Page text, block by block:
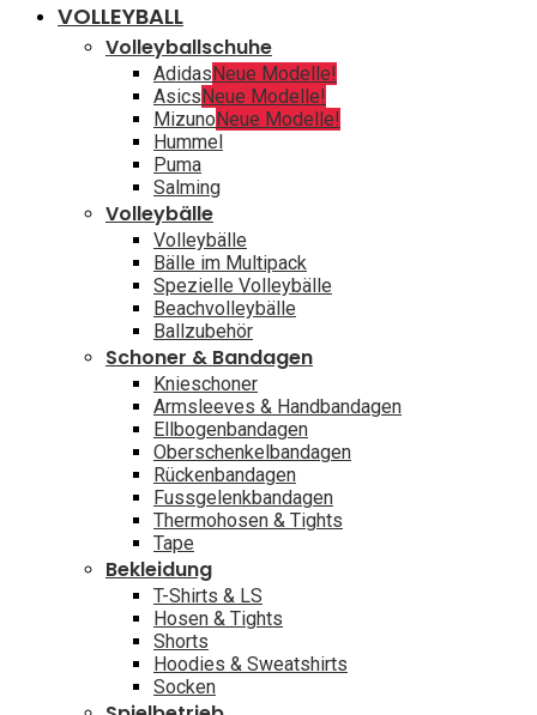
VOLLEYBALL
Volleyballschuhe
AdidasNeue Modelle!
AsicsNeue Modelle!
MizunoNeue Modelle!
Hummel
Puma
Salming
Volleybälle
Volleybälle
Bälle im Multipack
Spezielle Volleybälle
Beachvolleybälle
Ballzubehör
Schoner & Bandagen
Knieschoner
Armsleeves & Handbandagen
Ellbogenbandagen
Oberschenkelbandagen
Rückenbandagen
Fussgelenkbandagen
Thermohosen & Tights
Tape
Bekleidung
T-Shirts & LS
Hosen & Tights
Shorts
Hoodies & Sweatshirts
Socken